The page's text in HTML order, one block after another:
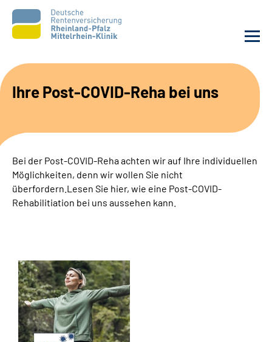
Karriere
Suche
Leichte Sprache
Gebärdensprache
Ihre Post-COVID-Reha bei uns
Bei der Post-COVID-Reha achten wir auf Ihre individuellen
Möglichkeiten, denn wir wollen Sie nicht
überfordern.Lesen Sie hier, wie eine Post-COVID-
Rehabilitiation bei uns aussehen kann.